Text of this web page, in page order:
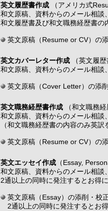
英文履歴書作成
（アメリカ式
和文原稿、資料からのメール相
和文履歴書及び和文職務経歴書
英文原稿（Resume or CV）の
英文カバーレター作成
（英文履
和文原稿、資料からのメール相
英文原稿（Cover Letter）の添
英文職務経歴書作成 （和文職務
和文原稿、資料からのメール相
（和文職務経歴書の内容のみ英
英文原稿（Resume or CV）の
英文エッセイ作成 （Essay,
和文原稿、資料からのメール相
2通以上の同時に発注するとお得
英文原稿（Essay）の添削・
2通以上の同時に発注するとお